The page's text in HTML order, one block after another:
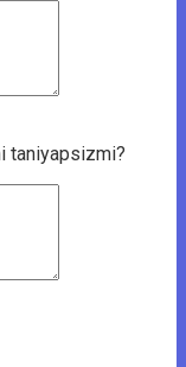
taniyapsizmi?